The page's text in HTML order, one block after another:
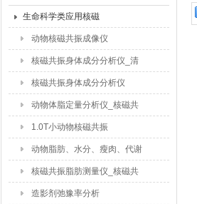
品含水量_食品干燥水分迁移
研究
生命科学类应用核磁
动物核磁共振成像仪
核磁共振身体成分分析仪_清
醒动物体脂含量测试仪
核磁共振身体成分分析仪
动物体脂定量分析仪_核磁共
振脂肪含量仪
1.0T小动物核磁共振
动物脂肪、水分、瘦肉、代谢
检测仪
核磁共振脂肪测量仪_核磁共
振动物脂肪测试仪
造影剂弛豫率分析